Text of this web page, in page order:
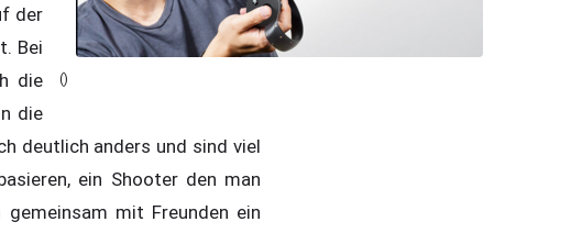
()
der
Bei
die
die
deutlich anders und sind viel
ein Shooter den man
mit Freunden ein